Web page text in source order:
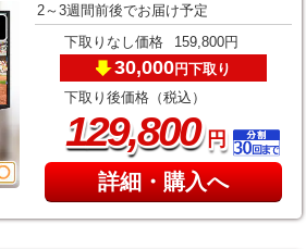
2～3週間前後でお届け予定
下取りなし価格 159,800円
30,000円下取り
下取り後価格（税込）
129,800円
詳細・購入へ